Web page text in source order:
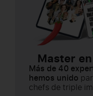
Master
Más de 40
hemos unido
chefs de triple